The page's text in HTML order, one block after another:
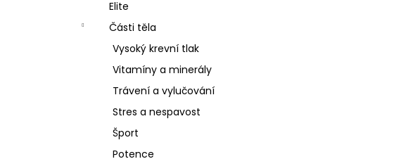
Elite
Části těla
Vysoký krevní tlak
Vitamíny a minerály
Trávení a vylučování
Stres a nespavost
Šport
Potence
SCHIZANDRA
329 Kč